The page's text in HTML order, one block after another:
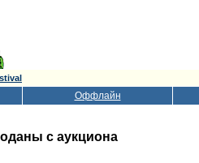
Оффлайн
с аукциона